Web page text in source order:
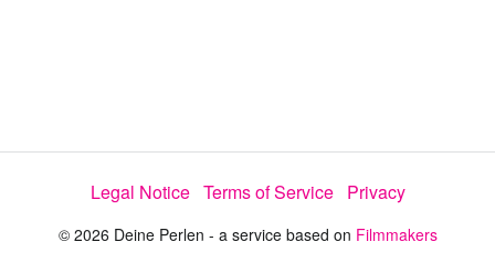
e
o
Legal Notice Terms of Service Privacy
© 2026 Deine Perlen - a service based on Filmmakers